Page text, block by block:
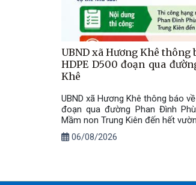
UBND xã Hương Khê thông
HDPE D500 đoạn qua
Khê
UBND xã Hương Khê thông báo
đoạn qua đường Phan Đình
Mầm non Trung Kiên đến hết
06/08/2026